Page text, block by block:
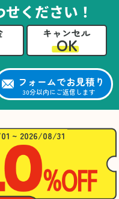
も教えていただき、
の片付けにも役立つ
が増えました。また
あれば、ぜひお願い
こもったサービスを
がとうございまし
ください！
キャンセル
OK
フォームでお見積り
30分以内にご返信します
~ 2026/08/31